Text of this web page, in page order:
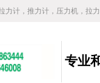
力计，推力计，压力机，拉
专业